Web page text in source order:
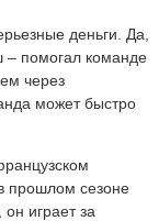
деньги. Да,
– помогал команде
через
может быстро
прошлом сезоне
играет за